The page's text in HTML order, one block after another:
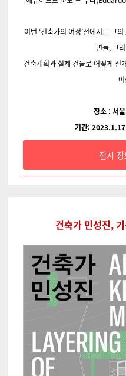
이번 ‘건축가의 여정’전에서는 그
면들, 그
건축계획과 실제 건물로 어떻게 전
장소 : 서
기간:
전시
건축가 민성진,